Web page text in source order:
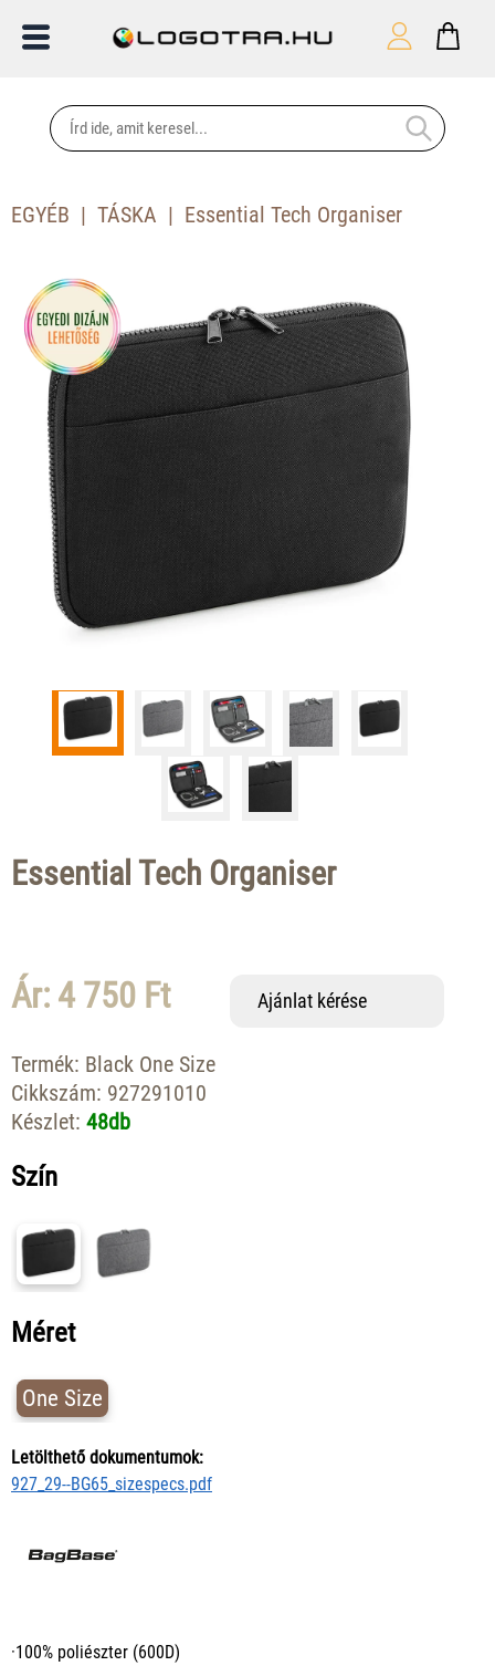
EGYÉB TÁSKA Essential Tech Organiser
Essential Tech Organiser
Ár: 4 750 Ft Ajánlat kérése
Termék: Black One Size
Cikkszám: 927291010
Készlet: 48db
Szín
Méret
One Size
Letölthető dokumentumok:
927_29--BG65_sizespecs.pdf
·100% poliészter (600D)